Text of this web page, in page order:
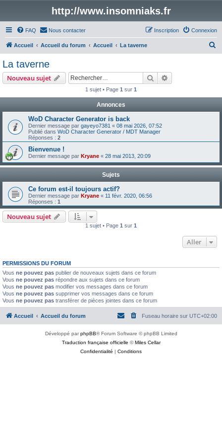
http://www.insomniaks.fr
FAQ Nous contacter Connexion
Inscription
Accueil Accueil du forum Accueil La taverne
La taverne
Nouveau sujet Rechercher
1 sujet • Page 1 sur 1
Annonces
WoD Character Generator is back
Dernier message par gayeyo7381 « 08 mai 2026, 07:52
Publié dans WoD Character Generator / MDT Manager
Réponses : 2
Bienvenue !
Dernier message par Kryane « 28 mai 2013, 20:09
Sujets
Ce forum est-il toujours actif?
Dernier message par Kryane « 11 févr. 2020, 06:56
Réponses : 1
Nouveau sujet
1 sujet • Page 1 sur 1
Aller
PERMISSIONS DU FORUM
Vous ne pouvez pas publier de nouveaux sujets dans ce forum
Vous ne pouvez pas répondre aux sujets dans ce forum
Vous ne pouvez pas modifier vos messages dans ce forum
Vous ne pouvez pas supprimer vos messages dans ce forum
Vous ne pouvez pas transférer de pièces jointes dans ce forum
Accueil Accueil du forum Fuseau horaire sur UTC+02:00
Développé parphpBB® Forum Software © phpBB Limited
Traduction française officielle ©Miles Cellar
Confidentialité | Conditions